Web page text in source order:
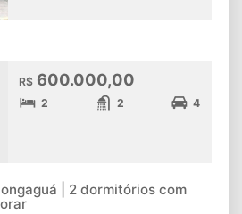
R$ 600.000,00
2 2 4
| 2 dormitórios com